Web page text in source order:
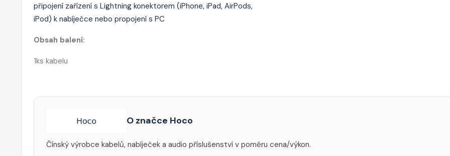
připojení zařízení s Lightning konektorem (iPhone, iPad, AirPods,
iPod) k nabíječce nebo propojení s PC
Obsah balení:
1ks kabelu
O značce Hoco
Čínský výrobce kabelů, nabíječek a audio příslušenství v poměru cena/výkon.